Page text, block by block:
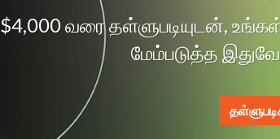
$4,000 வரை தள்ளுபடியுடன்,
மேம்படுத்த